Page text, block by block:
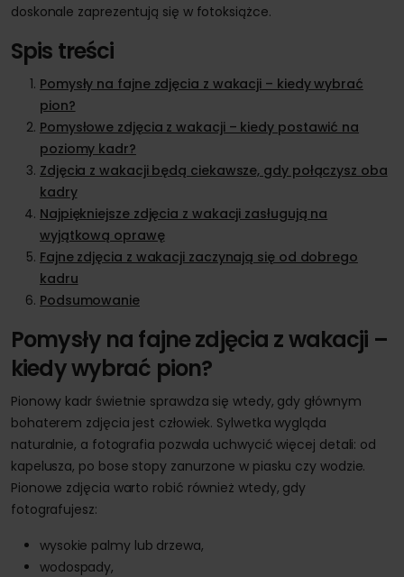
doskonale zaprezentują się w fotoksiążce.
Spis treści
Pomysły na fajne zdjęcia z wakacji – kiedy wybrać
pion?
Pomysłowe zdjęcia z wakacji – kiedy postawić na
poziomy kadr?
Zdjęcia z wakacji będą ciekawsze, gdy połączysz oba
kadry
Najpiękniejsze zdjęcia z wakacji zasługują na
wyjątkową oprawę
Fajne zdjęcia z wakacji zaczynają się od dobrego
kadru
Podsumowanie
Pomysły na fajne zdjęcia z wakacji –
kiedy wybrać pion?
Pionowy kadr świetnie sprawdza się wtedy, gdy głównym
bohaterem zdjęcia jest człowiek. Sylwetka wygląda
naturalnie, a fotografia pozwala uchwycić więcej detali: od
kapelusza, po bose stopy zanurzone w piasku czy wodzie.
Pionowe zdjęcia warto robić również wtedy, gdy
fotografujesz:
wysokie palmy lub drzewa,
wodospady,